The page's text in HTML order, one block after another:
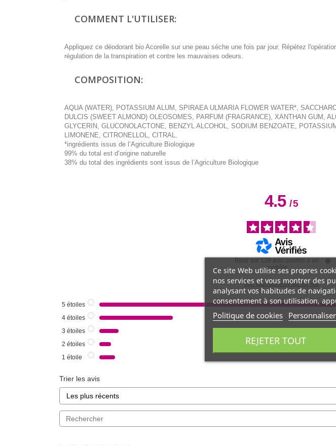
COMMENT L'UTILISER:
Appliquez ce déodorant bio Acorelle sur une peau sèche une fois par jour. Répétez
régulation de la transpiration et contre les mauvaises odeurs.
COMPOSITION:
AQUA (WATER), POTASSIUM ALUM, SPIRAEA ULMARIA FLOWER WATER*,
DULCIS (SWEET ALMOND) OLEOSOMES, PARFUM (FRAGRANCE), XANTHAN GUM,
GLYCERIN, GLUCONOLACTONE, BENZYL ALCOHOL, SODIUM BENZOATE,
LIMONENE, CITRONELLOL, CITRAL.
*ingrédients issus de l’Agriculture Biologique
99% du total est d’origine naturelle
38% du total des ingrédients sont issus de l’Agriculture Biologique
4.5/5
Basé sur
avis soumis à un
contrôle
Voir tous les avis sur ce site
5 étoiles
4 étoiles
3 étoiles
2 étoiles
1 étoile
Trier les avis
Ce site Web utilise ses propres
nos services et vous montrer des
analysant vos habitudes de
consentement à son utilisation,
Politique de cookies
REJETER TOUT